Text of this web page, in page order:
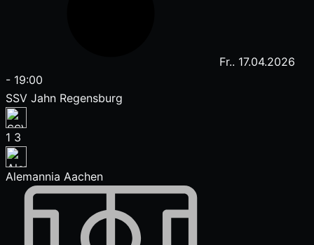
Fr.. 17.04.2026
- 19:00
SSV Jahn Regensburg
1 3
Alemannia Aachen